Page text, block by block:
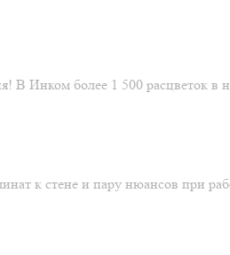
В Инком более 1 500 расцветок в
к стене и пару нюансов при